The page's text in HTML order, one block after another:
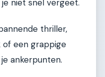
niet snel vergeet.
thriller,
een grappige
ankerpunten.